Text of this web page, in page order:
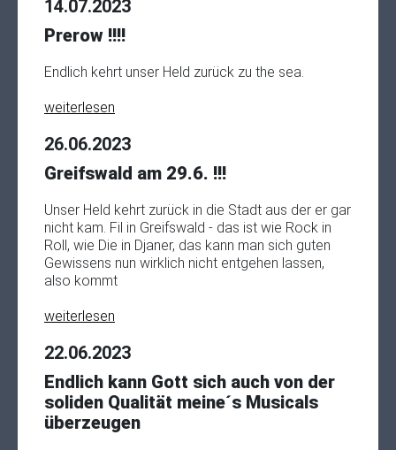
14.07.2023
Prerow !!!!
Endlich kehrt unser Held zurück zu the sea.
weiterlesen
26.06.2023
Greifswald am 29.6. !!!
Unser Held kehrt zurück in die Stadt aus der er gar
nicht kam. Fil in Greifswald - das ist wie Rock in
Roll, wie Die in Djaner, das kann man sich guten
Gewissens nun wirklich nicht entgehen lassen,
also kommt
weiterlesen
22.06.2023
Endlich kann Gott sich auch von der
soliden Qualität meine´s Musicals
überzeugen